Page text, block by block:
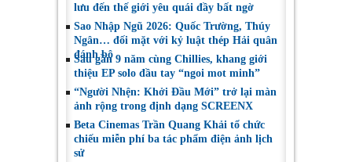
lưu đến thế giới yêu quái đầy bất ngờ
Sao Nhập Ngũ 2026: Quốc Trường, Thúy
Ngân… đối mặt với kỷ luật thép Hải quân
đánh bộ
Sau gần 9 năm cùng Chillies, khang giới
thiệu EP solo đầu tay “ngoi mot minh”
“Người Nhện: Khởi Đầu Mới” trở lại màn
ảnh rộng trong định dạng SCREENX
Beta Cinemas Trần Quang Khải tổ chức
chiếu miễn phí ba tác phẩm điện ảnh lịch
sử